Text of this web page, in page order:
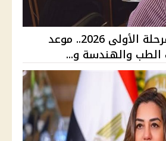
نتيجة تنسيق المرحلة الأولى 2026.. موعد
الطب والهندسة و...